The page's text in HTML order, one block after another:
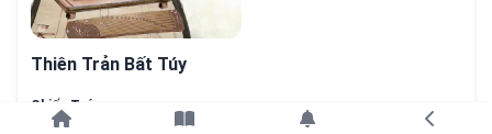
Thiên Trản Bất Túy
Chiếu Trúc